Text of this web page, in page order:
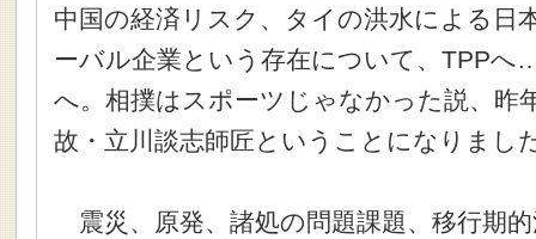
中国の経済リスク、タイの洪水による日
ーバル企業という存在について、TPP
へ。相撲はスポーツじゃなかった説、昨
故・立川談志師匠ということになりまし
震災、原発、諸処の問題課題、移行期